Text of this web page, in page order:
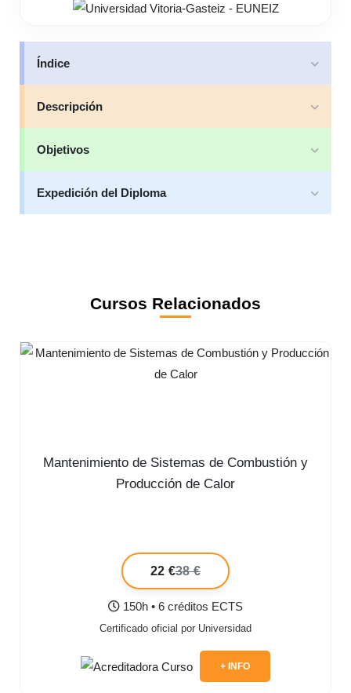
Índice
Descripción
Objetivos
Expedición del Diploma
Cursos Relacionados
Mantenimiento de Sistemas de Combustión y
Producción de Calor
22 €38 €
150h • 6 créditos ECTS
Certificado oficial por Universidad
+ INFO